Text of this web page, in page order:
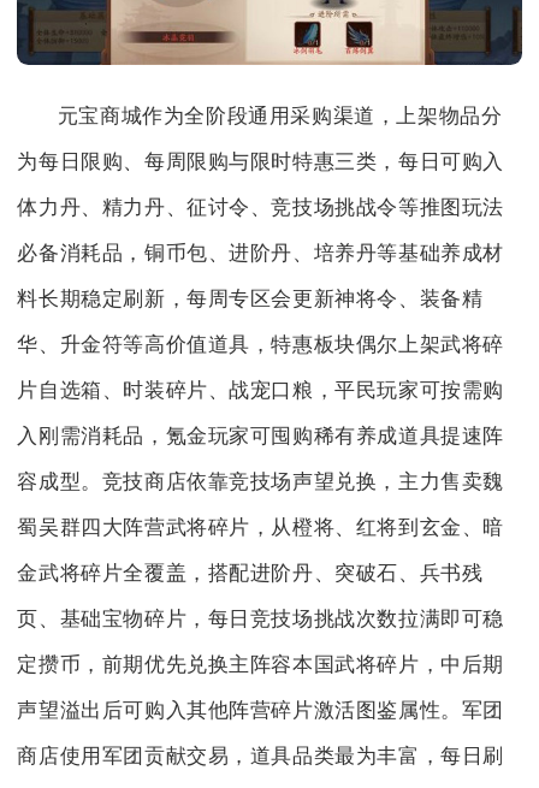
元宝商城作为全阶段通用采购渠道，上架物品分
为每日限购、每周限购与限时特惠三类，每日可购入
体力丹、精力丹、征讨令、竞技场挑战令等推图玩法
必备消耗品，铜币包、进阶丹、培养丹等基础养成材
料长期稳定刷新，每周专区会更新神将令、装备精
华、升金符等高价值道具，特惠板块偶尔上架武将碎
片自选箱、时装碎片、战宠口粮，平民玩家可按需购
入刚需消耗品，氪金玩家可囤购稀有养成道具提速阵
容成型。竞技商店依靠竞技场声望兑换，主力售卖魏
蜀吴群四大阵营武将碎片，从橙将、红将到玄金、暗
金武将碎片全覆盖，搭配进阶丹、突破石、兵书残
页、基础宝物碎片，每日竞技场挑战次数拉满即可稳
定攒币，前期优先兑换主阵容本国武将碎片，中后期
声望溢出后可购入其他阵营碎片激活图鉴属性。军团
商店使用军团贡献交易，道具品类最为丰富，每日刷